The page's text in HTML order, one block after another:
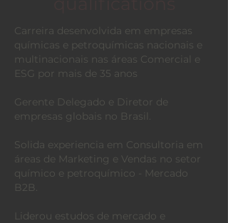
Carreira desenvolvida em empresas
químicas e petroquímicas nacionais e
multinacionais nas áreas Comercial e
ESG por mais de 35 anos
Gerente Delegado e Diretor de
empresas globais no Brasil.
Solida experiencia em Consultoria em
áreas de Marketing e Vendas no setor
químico e petroquímico - Mercado
B2B.
Liderou estudos de mercado e